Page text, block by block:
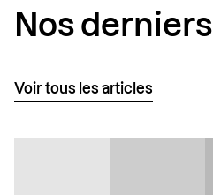
Nos derniers
Voir tous les articles